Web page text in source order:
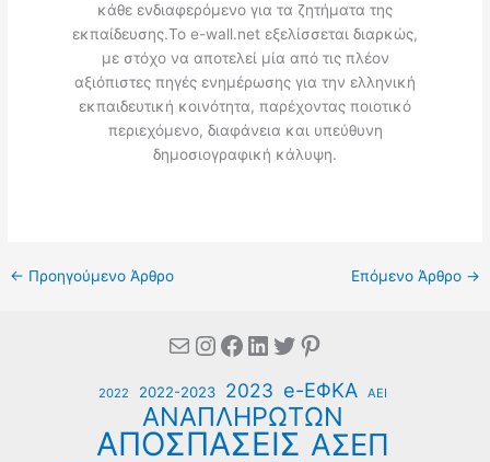
κάθε ενδιαφερόμενο για τα ζητήματα της
εκπαίδευσης.Το e-wall.net εξελίσσεται διαρκώς,
με στόχο να αποτελεί μία από τις πλέον
αξιόπιστες πηγές ενημέρωσης για την ελληνική
εκπαιδευτική κοινότητα, παρέχοντας ποιοτικό
περιεχόμενο, διαφάνεια και υπεύθυνη
δημοσιογραφική κάλυψη.
← Προηγούμενο Άρθρο Επόμενο Άρθρο →
MailInstagram
Facebook
Linkedin
Twitter
Pinterest
2022 2022-2023 2023 e-ΕΦΚΑ ΑΕΙ
ΑΝΑΠΛΗΡΩΤΩΝ
ΑΠΟΣΠΑΣΕΙΣ ΑΣΕΠ